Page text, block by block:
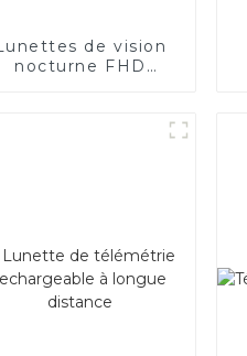
de vision
nocturne FHD